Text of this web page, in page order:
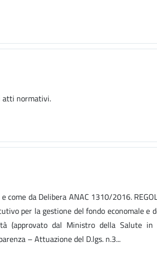
atti normativi.
da Delibera ANAC 1310/2016.
per la gestione del fondo economale
(approvato dal Ministro della Salute
– Attuazione del D.lgs. n.3...